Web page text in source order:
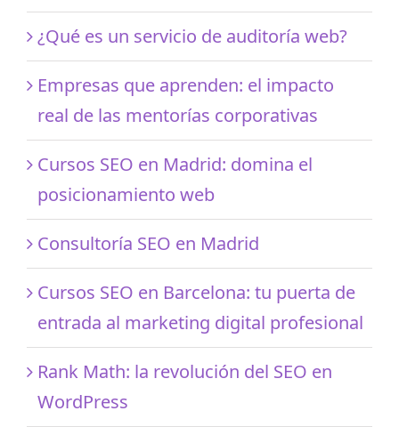
¿Qué es un servicio de auditoría web?
Empresas que aprenden: el impacto
real de las mentorías corporativas
Cursos SEO en Madrid: domina el
posicionamiento web
Consultoría SEO en Madrid
Cursos SEO en Barcelona: tu puerta de
entrada al marketing digital profesional
Rank Math: la revolución del SEO en
WordPress